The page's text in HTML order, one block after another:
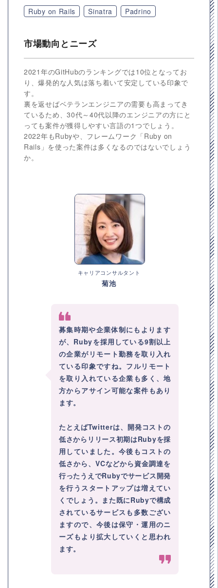
Ruby on Rails Sinatra Padrino
市場動向とニーズ
2021年のGitHubのランキングでは10位となってお
り、爆発的な人気は落ち着いて安定している印象で
す。
裏を返せばベテランエンジニアの需要も高まってき
ているため、30代～40代以降のエンジニアの方にと
っても案件が獲得しやすい言語の1つでしょう。
2022年もRubyや、フレームワーク「Ruby on
Rails」を使った案件は多くなるのではないでしょう
か。
キャリアコンサルタント
菊池
募集時期や企業体制にもよります
が、Rubyを採用している9割以上
の企業がリモート勤務を取り入れ
ている印象ですね。フルリモート
を取り入れている企業も多く、地
方からアサイン可能な案件もあり
ます。
たとえばTwitterは、開発コストの
低さからリリース初期はRubyを採
用していました。今後もコストの
低さから、VCなどから資金調達を
行ったうえでRubyでサービス開発
を行うスタートアップは増えてい
くでしょう。また既にRubyで構成
されているサービスも多数ござい
ますので、今後は保守・運用のニ
ーズもより拡大していくと思われ
ます。